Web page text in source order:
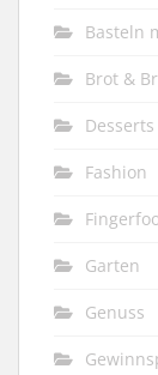
Basteln
Brot &
Desserts
Fashion
Garten
Genuss